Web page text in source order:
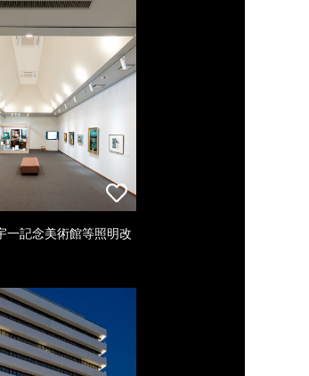
一記念美術館等照明改